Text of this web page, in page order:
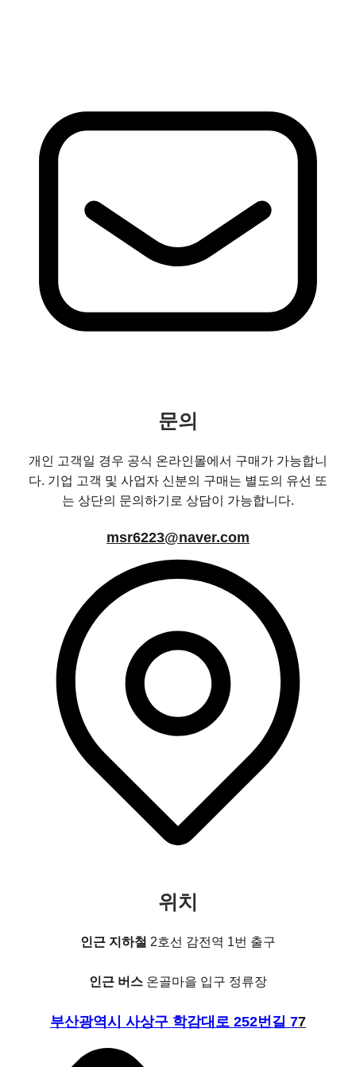
문의
개인 고객일 경우 공식 온라인몰에서 구매가 가능합니
다. 기업 고객 및 사업자 신분의 구매는 별도의 유선 또
는 상단의 문의하기로 상담이 가능합니다.
msr6223@naver.com
위치
인근 지하철 2호선 감전역 1번 출구
인근 버스 온골마을 입구 정류장
부산광역시 사상구 학감대로 252번길 77